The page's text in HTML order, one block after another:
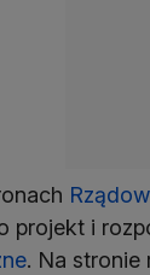
projekt i
. Na stronie